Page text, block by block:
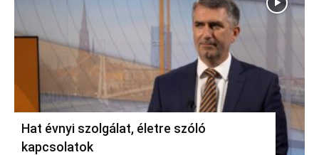
Hat évnyi szolgálat, életre szóló
kapcsolatok